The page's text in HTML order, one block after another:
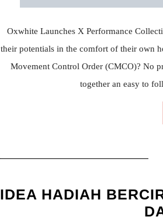
Oxwhite Launches X Performance
their potentials in the comfort of their own
Movement Control Order (CMCO)? No
together an easy to
IDEA HADIAH